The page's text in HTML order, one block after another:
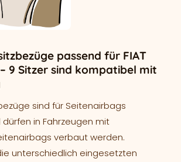
passend für FIAT
9 Sitzer sind kompatibel mit
sind für Seitenairbags
in Fahrzeugen mit
verbaut werden.
unterschiedlich eingesetzten